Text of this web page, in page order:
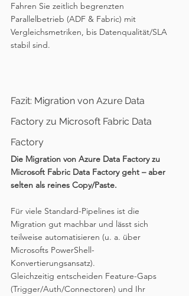
Fahren Sie zeitlich begrenzten
Parallelbetrieb (ADF & Fabric) mit
Vergleichsmetriken, bis Datenqualität/SLA
stabil sind.
Fazit: Migration von Azure Data
Factory zu Microsoft Fabric Data
Factory
Die Migration von Azure Data Factory zu
Microsoft Fabric Data Factory geht – aber
selten als reines Copy/Paste.
Für viele Standard-Pipelines ist die
Migration gut machbar und lässt sich
teilweise automatisieren (u. a. über
Microsofts PowerShell-
Konvertierungsansatz).
Gleichzeitig entscheiden Feature-Gaps
(Trigger/Auth/Connectoren) und Ihr